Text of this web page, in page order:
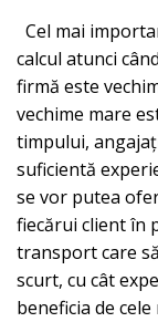
Cel mai
calcul atunci
firmă este
vechime mare
timpului,
suficientă
se vor putea
fiecărui client în
transport care
scurt, cu cât
beneficia de